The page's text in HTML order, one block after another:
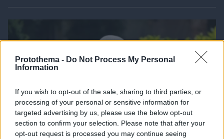
Protothema - Do Not Process My Personal
Information
If you wish to opt-out of the sale, sharing to third parties, or
processing of your personal or sensitive information for
targeted advertising by us, please use the below opt-out
section to confirm your selection. Please note that after your
opt-out request is processed you may continue seeing